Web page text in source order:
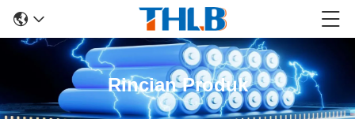
Rincian Produk